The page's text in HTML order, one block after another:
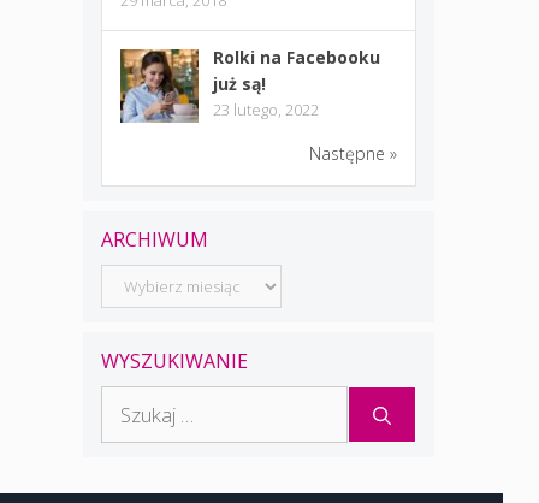
Rolki na Facebooku
już są!
23 lutego, 2022
Następne »
ARCHIWUM
Archiwum
WYSZUKIWANIE